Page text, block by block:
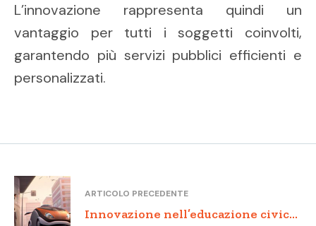
L’innovazione rappresenta quindi un
vantaggio per tutti i soggetti coinvolti,
garantendo più servizi pubblici efficienti e
personalizzati.
ARTICOLO PRECEDENTE
Innovazione nell’educazione civica: